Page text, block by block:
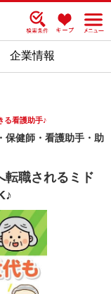
企業情報
る看護助手♪
健師・看護助手・助
転職されるミド